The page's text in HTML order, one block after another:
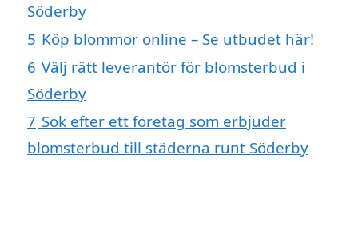
Söderby
5 Köp blommor online – Se utbudet här!
6 Välj rätt leverantör för blomsterbud i
Söderby
7 Sök efter ett företag som erbjuder
blomsterbud till städerna runt Söderby